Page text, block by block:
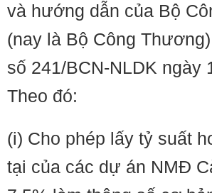
và hướng dẫn của Bộ
(nay là Bộ Công
số 241/BCN-NLDK ngày
Theo đó:
(i) Cho phép lấy tỷ suất
tại của các dự án NMĐ